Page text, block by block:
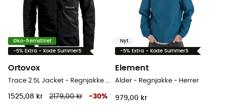
Øko-fremstillet
-5% Extra - Kode Summer5
Ortovox
Trace 2.5L Jacket - Regnjakke - Herrer
1525,08 kr 2179,00 kr -30%
Nyt
-5% Extra - Kode Summer5
Element
Alder - Regnjakke - Herrer
979,00 kr